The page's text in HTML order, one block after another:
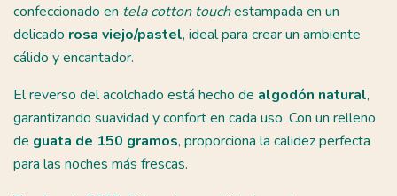
confeccionado en tela cotton touchestampada en un
delicado rosa viejo/pastel, ideal para crear un ambiente
cálido y encantador.
El reverso del acolchado está hecho de algodón natural,
garantizando suavidad y confort en cada uso. Con un relleno
de guata de 150 gramos, proporciona la calidez perfecta
para las noches más frescas.